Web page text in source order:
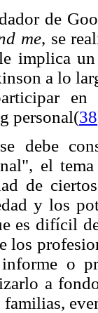
de
me, se
implica
a lo
personal(38
debe
el
de
y los
es difícil
los
o
a
familias,